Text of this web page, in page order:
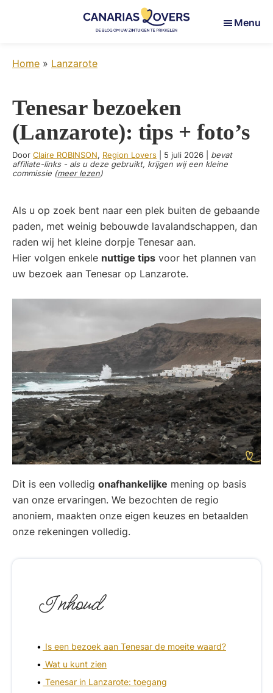
Lovers
zintuigen
de
Canarische
Eilanden
Menu
Home » Lanzarote
Tenesar bezoeken
(Lanzarote): tips + foto’s
Door Claire ROBINSON, Region Lovers 5 juli 2026
bevat
affiliate-links - als u deze gebruikt, krijgen wij een kleine
commissie (meer lezen)
Als u op zoek bent naar een plek buiten de gebaande
paden, met weinig bebouwde lavalandschappen, dan
raden wij het kleine dorpje Tenesar aan.
Hier volgen enkele nuttige tips voor het plannen van
uw bezoek aan Tenesar op Lanzarote.
Dit is een volledig onafhankelijke mening op basis
van onze ervaringen. We bezochten de regio
anoniem, maakten onze eigen keuzes en betaalden
onze rekeningen volledig.
Inhoud
Is een bezoek aan Tenesar de moeite waard?
Wat u kunt zien
Tenesar in Lanzarote: toegang